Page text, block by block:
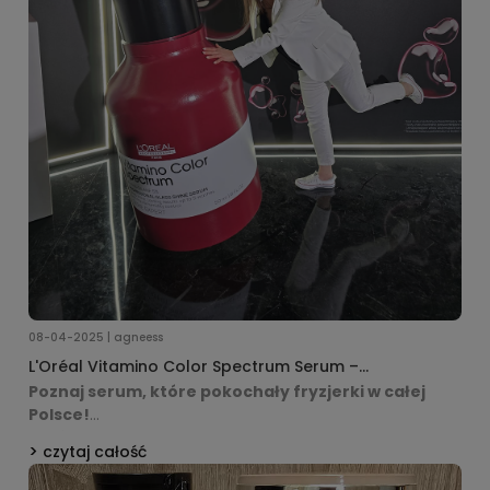
08-04-2025 | agneess
L'Oréal Vitamino Color Spectrum Serum –
Profesjonalna ochrona koloru i blasku
Poznaj serum, które pokochały fryzjerki w całej
Polsce!
profesjonalna pielęgnacja włosów farbowanych, która
chroni kolor, wygładza pasma i nadaje im niesamowity
czytaj całość